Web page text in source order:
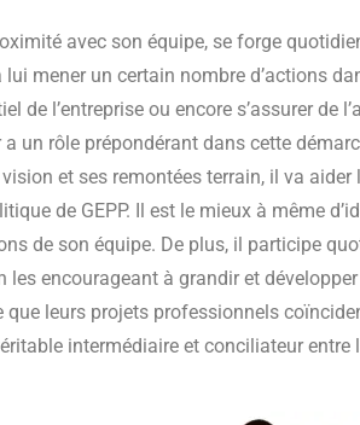
avec son équipe, se forge
mener un certain nombre d’actions
de l’entreprise ou encore s’assurer de
un rôle prépondérant dans cette
et ses remontées terrain, il va
de GEPP. Il est le mieux à même
de son équipe. De plus, il participe
les encourageant à grandir et
que leurs projets professionnels
intermédiaire et conciliateur